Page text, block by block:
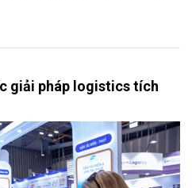
giải pháp logistics tích